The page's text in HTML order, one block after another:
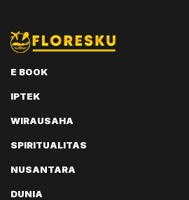
E BOOK
IPTEK
WIRAUSAHA
SPIRITUALITAS
NUSANTARA
DUNIA